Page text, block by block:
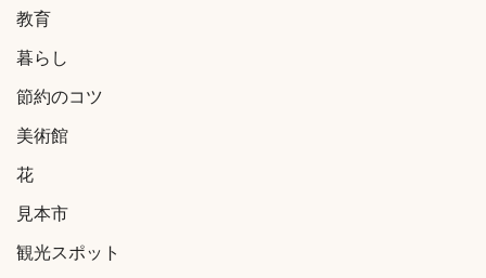
教育
暮らし
節約のコツ
美術館
花
見本市
観光スポット